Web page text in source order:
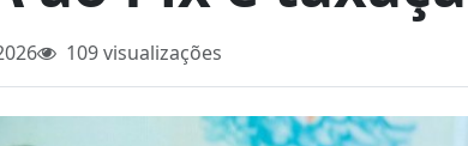
109 visualizações